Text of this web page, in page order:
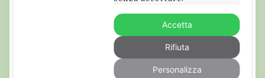
Accetta
Rifiuta
Personalizza